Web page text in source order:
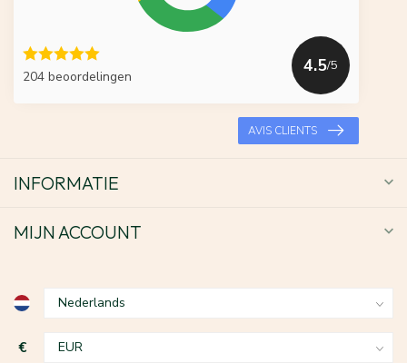
204 beoordelingen
4.5/5
AVIS CLIENTS
INFORMATIE
MIJN ACCOUNT
€